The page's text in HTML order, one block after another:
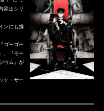
容はシリ
ンにも携
ゴーゴー
、『モー
ウム』が
ク・サー